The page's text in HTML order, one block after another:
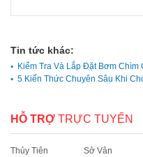
Tin tức khác:
Kiểm Tra Và Lắp Đặt Bơm Chìm
5 Kiến Thức Chuyên Sâu Khi
HỖ TRỢ TRỰC TUYẾN
Thủy Tiên
Sở Vân